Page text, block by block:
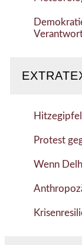
Protest
Wenn